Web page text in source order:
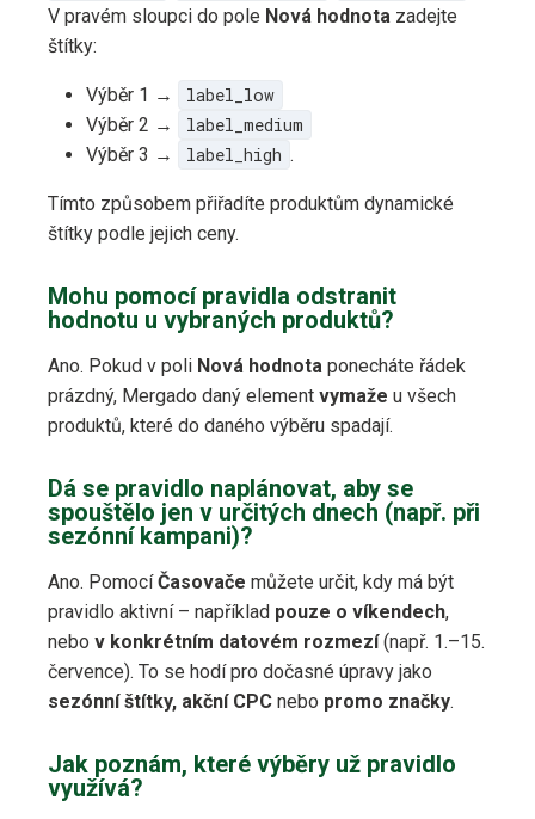
V pravém sloupci do pole Nová hodnota zadejte
štítky:
Výběr 1 →
label_low
Výběr 2 →
label_medium
Výběr 3 →
label_high .
Tímto způsobem přiřadíte produktům dynamické
štítky podle jejich ceny.
Mohu pomocí pravidla odstranit
hodnotu u vybraných produktů?
Ano. Pokud v poli Nová hodnota ponecháte řádek
prázdný, Mergado daný element vymaže u všech
produktů, které do daného výběru spadají.
Dá se pravidlo naplánovat, aby se
spouštělo jen v určitých dnech (např. při
sezónní kampani)?
Ano. PomocíČasovače můžete určit, kdy má být
pravidlo aktivní – například pouze o víkendech,
nebo v konkrétním datovém rozmezí(např. 1.–15.
července). To se hodí pro dočasné úpravy jako
sezónní štítky, akční CPC nebo promo značky.
Jak poznám, které výběry už pravidlo
využívá?